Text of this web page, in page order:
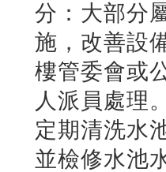
分：大部分
施，改善設
樓管委會或
人派員處理
定期清洗水
並檢修水池